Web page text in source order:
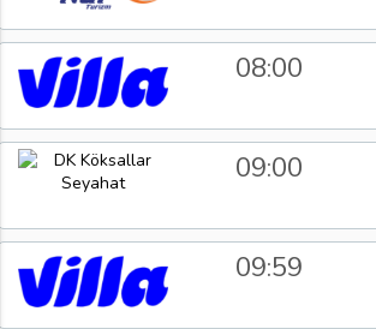
08:00
09:00
09:59